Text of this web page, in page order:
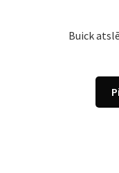
Buick